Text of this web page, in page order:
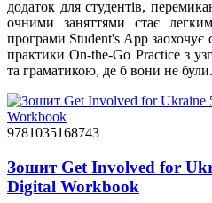
додаток для студентів,
очними заняттями стає
програми Student's App заохочує
практики On-the-Go Practice з
та граматикою, де б вони не були.
9781035168743
Зошит Get Involved for
Digital Workbook